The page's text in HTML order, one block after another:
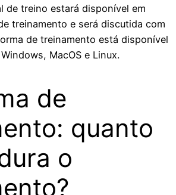
de treino estará disponível em
treinamento e será discutida com
de treinamento está disponível
MacOS e Linux.
de
quanto
o